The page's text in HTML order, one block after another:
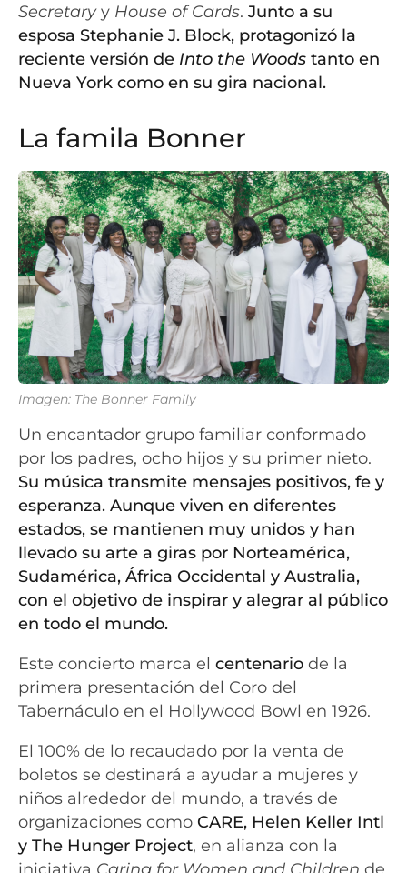
Secretaryy House of Cards. Junto a su
esposa Stephanie J. Block, protagonizó la
reciente versión de Into the Woods tanto en
Nueva York como en su gira nacional.
La famila Bonner
Imagen: The Bonner Family
Un encantador grupo familiar conformado
por los padres, ocho hijos y su primer nieto.
Su música transmite mensajes positivos, fe y
esperanza. Aunque viven en diferentes
estados, se mantienen muy unidos y han
llevado su arte a giras por Norteamérica,
Sudamérica, África Occidental y Australia,
con el objetivo de inspirar y alegrar al público
en todo el mundo.
Este concierto marca el centenario de la
primera presentación del Coro del
Tabernáculo en el Hollywood Bowl en 1926.
El 100% de lo recaudado por la venta de
boletos se destinará a ayudar a mujeres y
niños alrededor del mundo, a través de
organizaciones como CARE, Helen Keller Intl
y The Hunger Project, en alianza con la
iniciativa Caring for Women and Children de